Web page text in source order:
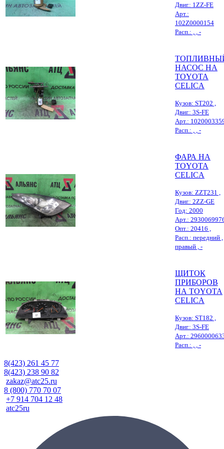
Двиг.: 1ZZ-FE
Арт.:
102Z0000154
Расп.: , , -
НАСОС НА
TOYOTA
CELICA
Кузов: ST202 ,
Двиг.: 3S-FE
Арт.:
Расп.: , , -
ФАРА НА
TOYOTA
CELICA
Кузов: ZZT231 ,
Двиг.: 2ZZ-GE
Год: 2000
Арт.:
Опт.: 20416 ,
Расп.: передний ,
правый , -
ЩИТОК
ПРИБОРОВ
НА TOYOTA
CELICA
Кузов: ST182 ,
Двиг.: 3S-FE
Арт.:
Расп.: , , -
8(423) 261 45 77
8(423) 238 90 82
zakaz@atc25.ru
8 (800) 770 70 07
+7 914 704 12 48
atc25ru